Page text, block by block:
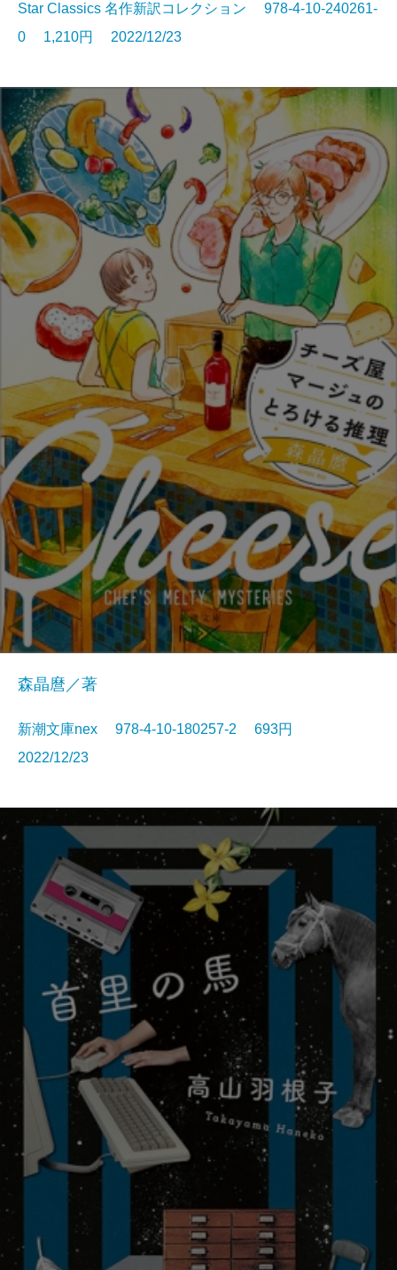
Star Classics 名作新訳コレクション 978-4-10-240261-
0 1,210円 2022/12/23
森晶麿／著
新潮文庫nex 978-4-10-180257-2 693円
2022/12/23